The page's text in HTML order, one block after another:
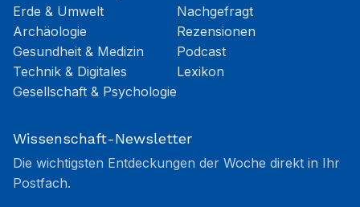
Erde & Umwelt
Archäologie
Gesundheit & Medizin
Technik & Digitales
Gesellschaft & Psychologie
Nachgefragt
Rezensionen
Podcast
Lexikon
Wissenschaft-Newsletter
Die wichtigsten Entdeckungen der Woche direkt in Ihr
Postfach.